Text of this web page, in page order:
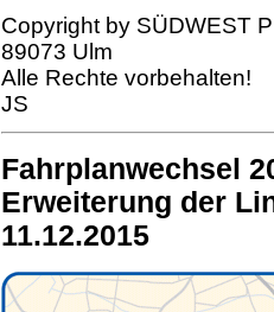
Copyright by SÜDWEST
89073 Ulm
Alle Rechte vorbehalten!
JS
Fahrplanwechsel
Erweiterung der
11.12.2015